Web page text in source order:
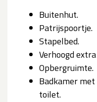
Buitenhut.
Patrijspoortje.
Stapelbed.
Verhoogd
Opbergruimte.
Badkamer
toilet.